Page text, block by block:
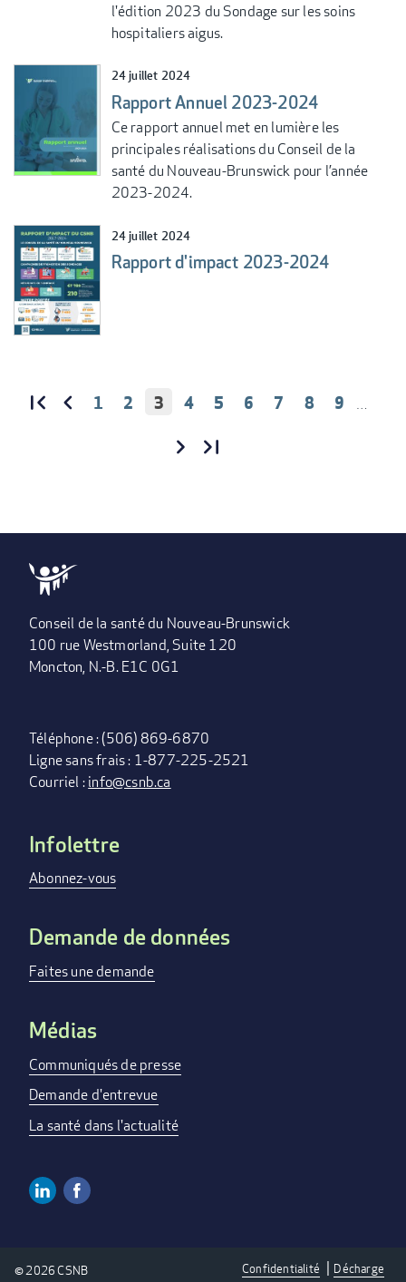
l'édition 2023 du Sondage sur les soins
hospitaliers aigus.
24 juillet 2024
Rapport Annuel 2023-2024
Ce rapport annuel met en lumière les
principales réalisations du Conseil de la
santé du Nouveau-Brunswick pour l’année
2023-2024.
24 juillet 2024
Rapport d'impact 2023-2024
PAGINATIONPAGE
1 PAGE
2
PAGE
3 PAGE
4 PAGE
5 PAGE
6 PAGE
7 PAGE
8 PAGE
9 …
Conseil de la santé du Nouveau-Brunswick
100 rue Westmorland, Suite 120
Moncton, N.-B. E1C 0G1
Téléphone : (506) 869-6870
Ligne sans frais : 1-877-225-2521
Courriel :info@csnb.ca
FOOTER
MENU
Infolettre
Abonnez-vous
Demande de données
Faites une demande
Médias
Communiqués de presse
Demande d'entrevue
La santé dans l'actualité
Linkedin
Confidentialité Décharge
© 2026 CSNB